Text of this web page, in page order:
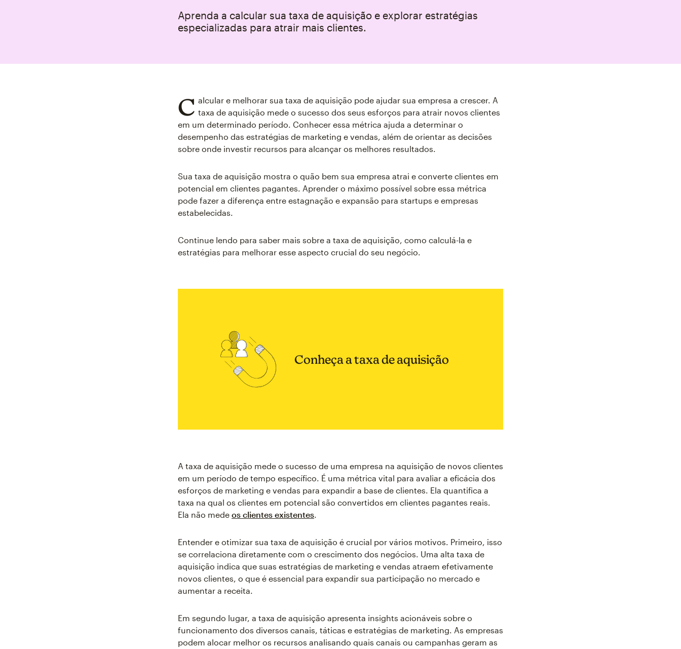
Aprenda a calcular sua taxa de aquisição e explorar estratégias
especializadas para atrair mais clientes.
C alcular e melhorar sua taxa de aquisição pode ajudar sua empresa a crescer. A
taxa de aquisição mede o sucesso dos seus esforços para atrair novos clientes
em um determinado período. Conhecer essa métrica ajuda a determinar o
desempenho das estratégias de marketing e vendas, além de orientar as decisões
sobre onde investir recursos para alcançar os melhores resultados.
Sua taxa de aquisição mostra o quão bem sua empresa atrai e converte clientes em
potencial em clientes pagantes. Aprender o máximo possível sobre essa métrica
pode fazer a diferença entre estagnação e expansão para startups e empresas
estabelecidas.
Continue lendo para saber mais sobre a taxa de aquisição, como calculá-la e
estratégias para melhorar esse aspecto crucial do seu negócio.
Conheça a taxa de aquisição
A taxa de aquisição mede o sucesso de uma empresa na aquisição de novos clientes
em um período de tempo específico. É uma métrica vital para avaliar a eficácia dos
esforços de marketing e vendas para expandir a base de clientes. Ela quantifica a
taxa na qual os clientes em potencial são convertidos em clientes pagantes reais.
Ela não mede os clientes existentes.
Entender e otimizar sua taxa de aquisição é crucial por vários motivos. Primeiro, isso
se correlaciona diretamente com o crescimento dos negócios. Uma alta taxa de
aquisição indica que suas estratégias de marketing e vendas atraem efetivamente
novos clientes, o que é essencial para expandir sua participação no mercado e
aumentar a receita.
Em segundo lugar, a taxa de aquisição apresenta insights acionáveis sobre o
funcionamento dos diversos canais, táticas e estratégias de marketing. As empresas
podem alocar melhor os recursos analisando quais canais ou campanhas geram as